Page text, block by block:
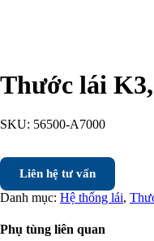
Thước lái
SKU: 56500-A7000
Liên hệ tư vấn
Danh mục: Hệ thống lái,
Phụ tùng liên quan